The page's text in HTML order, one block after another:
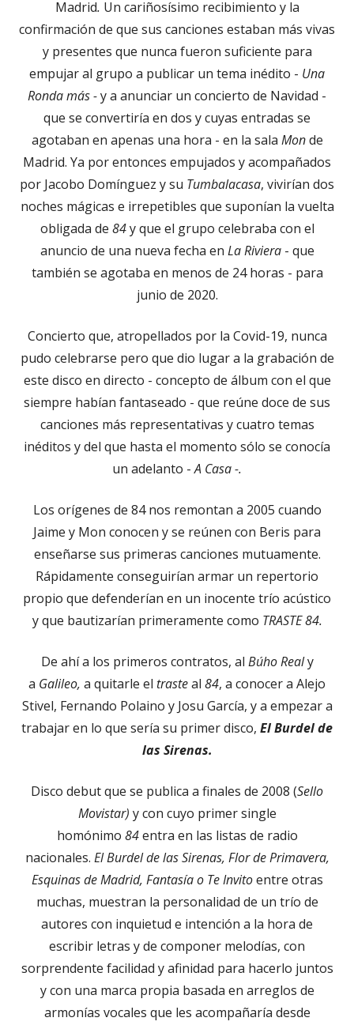
Madrid. Un cariñosísimo recibimiento y la
confirmación de que sus canciones estaban más vivas
y presentes que nunca fueron suficiente para
empujar al grupo a publicar un tema inédito - Una
Ronda más -y a anunciar un concierto de Navidad -
que se convertiría en dos y cuyas entradas se
agotaban en apenas una hora - en la sala Monde
Madrid. Ya por entonces empujados y acompañados
por Jacobo Domínguez y su Tumbalacasa, vivirían dos
noches mágicas e irrepetibles que suponían la vuelta
obligada de 84y que el grupo celebraba con el
anuncio de una nueva fecha en La Riviera- que
también se agotaba en menos de 24 horas - para
junio de 2020.
Concierto que, atropellados por la Covid-19, nunca
pudo celebrarse pero que dio lugar a la grabación de
este disco en directo - concepto de álbum con el que
siempre habían fantaseado - que reúne doce de sus
canciones más representativas y cuatro temas
inéditos y del que hasta el momento sólo se conocía
un adelanto -A Casa -.
Los orígenes de 84 nos remontan a 2005 cuando
Jaime y Mon conocen y se reúnen con Beris para
enseñarse sus primeras canciones mutuamente.
Rápidamente conseguirían armar un repertorio
propio que defenderían en un inocente trío acústico
y que bautizarían primeramente como TRASTE 84.
De ahí a los primeros contratos, al Búho Realy
a Galileo, a quitarle el trasteal 84, a conocer a Alejo
Stivel, Fernando Polaino y Josu García, y a empezar a
trabajar en lo que sería su primer disco, El Burdel de
las Sirenas.
Disco debut que se publica a finales de 2008 (Sello
Movistar) y con cuyo primer single
homónimo 84entra en las listas de radio
nacionales. El Burdel de las Sirenas, Flor de Primavera,
Esquinas de Madrid, Fantasía o Te Invitoentre otras
muchas, muestran la personalidad de un trío de
autores con inquietud e intención a la hora de
escribir letras y de componer melodías, con
sorprendente facilidad y afinidad para hacerlo juntos
y con una marca propia basada en arreglos de
armonías vocales que les acompañaría desde